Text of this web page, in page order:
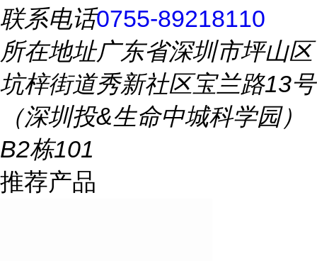
联系电话0755-89218110
所在地址广东省深圳市坪山区
坑梓街道秀新社区宝兰路13号
（深圳投&生命中城科学园）
B2栋101
推荐产品